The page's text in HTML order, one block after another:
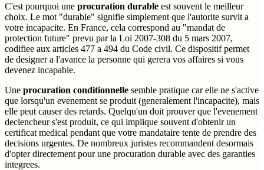
C'est pourquoi une procuration durable est souvent le meilleur
choix. Le mot "durable" signifie simplement que l'autorite survit a
votre incapacite. En France, cela correspond au "mandat de
protection future" prevu par la Loi 2007-308 du 5 mars 2007,
codifiee aux articles 477 a 494 du Code civil. Ce dispositif permet
de designer a l'avance la personne qui gerera vos affaires si vous
devenez incapable.
Une procuration conditionnelle semble pratique car elle ne s'active
que lorsqu'un evenement se produit (generalement l'incapacite), mais
elle peut causer des retards. Quelqu'un doit prouver que l'evenement
declencheur s'est produit, ce qui implique souvent d'obtenir un
certificat medical pendant que votre mandataire tente de prendre des
decisions urgentes. De nombreux juristes recommandent desormais
d'opter directement pour une procuration durable avec des garanties
integrees.